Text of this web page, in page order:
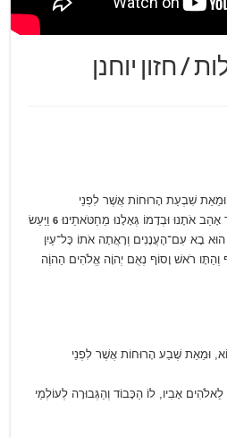
שִׁבְעַת הָרוּחוֹת אֲשֶׁר לִפְנֵי
אֹתָנוּ וּבְדָמוֹ גְּאָלָנוּ מֵחַטֹּאתֵינוּ׃6 וַיַּעַשׂ
בָא עִם־הָעֲנָנִים וְרָאֲתָה אֹתוֹ כָּל־עַיִן
וְהַתָּו רֹאשׁ וָסוֹף נְאֻם יְהוָֹה אֱלֹהִים הַהוֶֹה
וּמֵאֵת שֶׁבַע הָרוּחוֹת אֲשֶׁר לִפְנֵי
אוֹתָנוּ מַמְלֶכֶת כֹּהֲנִים לֵאלֹהִים אָבִיו, לוֹ הַכָּבוֹד וְהַגְּבוּרָה לְעוֹלְמֵי